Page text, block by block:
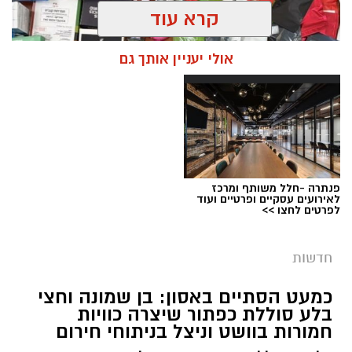
צילום: דוברות המשטרה
מערכת ירושלים נט / 09:11 06.08.26
הסמים המסוכנים, בוצעו בימים האחרונים שתי
פעילויות ממוקדות, שהובילו למעצר של שלושה
קרא עוד
אולי יעניין אותך גם
פנתרה -חלל משותף ומרכז
לאירועים עסקיים ופרטיים ועוד
לפרטים לחצו >>
חדשות
כמעט הסתיים באסון: בן שמונה וחצי
בלע סוללת כפתור שיצרה כוויות
חמורות בוושט וניצל בניתוחי חירום